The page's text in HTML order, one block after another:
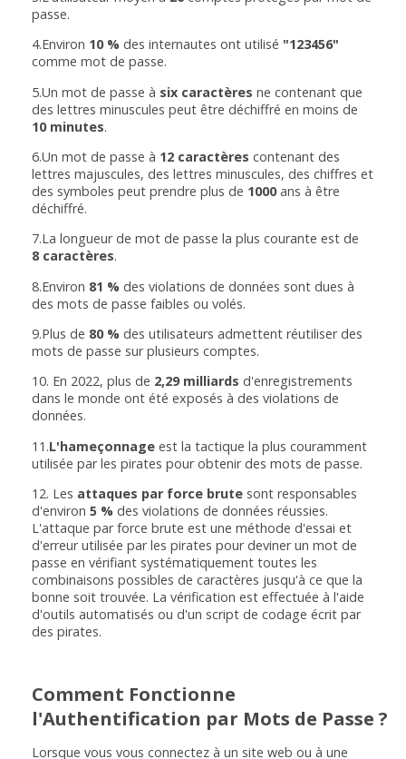
passe.
4.Environ 10 % des internautes ont utilisé "123456"
comme mot de passe.
5.Un mot de passe à six caractères ne contenant que
des lettres minuscules peut être déchiffré en moins de
10 minutes.
6.Un mot de passe à 12 caractères contenant des
lettres majuscules, des lettres minuscules, des chiffres et
des symboles peut prendre plus de 1000ans à être
déchiffré.
7.La longueur de mot de passe la plus courante est de
8 caractères.
8.Environ 81 % des violations de données sont dues à
des mots de passe faibles ou volés.
9.Plus de 80 % des utilisateurs admettent réutiliser des
mots de passe sur plusieurs comptes.
10. En 2022, plus de 2,29 milliards d'enregistrements
dans le monde ont été exposés à des violations de
données.
11.L'hameçonnage est la tactique la plus couramment
utilisée par les pirates pour obtenir des mots de passe.
12. Les attaques par force brute sont responsables
d'environ 5 % des violations de données réussies.
L'attaque par force brute est une méthode d'essai et
d'erreur utilisée par les pirates pour deviner un mot de
passe en vérifiant systématiquement toutes les
combinaisons possibles de caractères jusqu'à ce que la
bonne soit trouvée. La vérification est effectuée à l'aide
d'outils automatisés ou d'un script de codage écrit par
des pirates.
Comment Fonctionne
l'Authentification par Mots de Passe ?
Lorsque vous vous connectez à un site web ou à une